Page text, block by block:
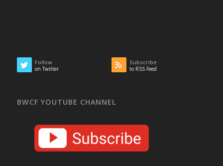
Follow
on Twitter
Subscribe
to RSS Feed
BWCF YOUTUBE CHANNEL